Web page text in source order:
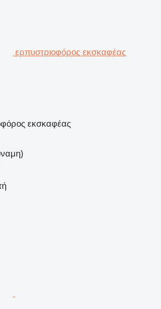
ερπυστριοφόρος εκσκαφέας
εκσκαφέας